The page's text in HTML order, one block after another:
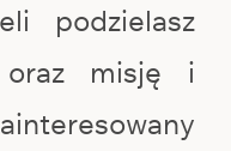
podzielasz
oraz misję i